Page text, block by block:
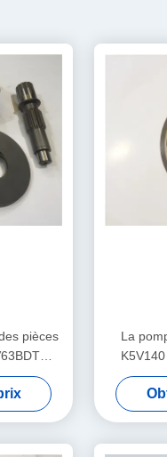
pièces
durée
La